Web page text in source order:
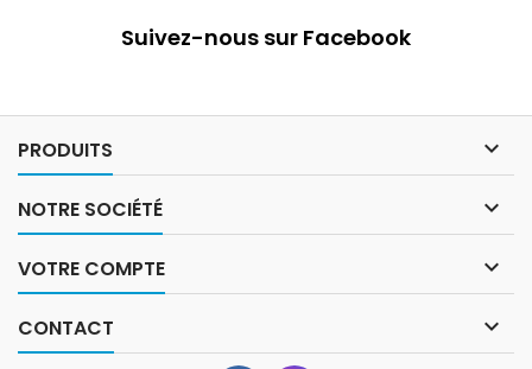
Suivez-nous sur Facebook
PRODUITS 
NOTRE SOCIÉTÉ 
VOTRE COMPTE 
CONTACT 